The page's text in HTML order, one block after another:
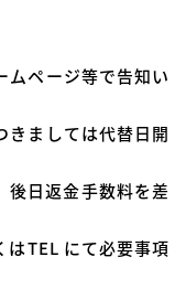
ムページ等で告知い
きましては代替日開
後日返金手数料を差
はTEL にて必要事項